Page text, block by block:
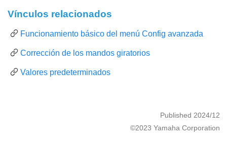
Vínculos relacionados
Funcionamiento básico del menú Config avanzada
Corrección de los mandos giratorios
Valores predeterminados
Published 2024/12
©2023 Yamaha Corporation